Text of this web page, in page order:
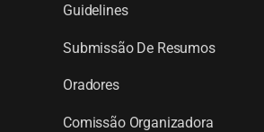
Guidelines
Submissão De Resumos
Oradores
Comissão Organizadora